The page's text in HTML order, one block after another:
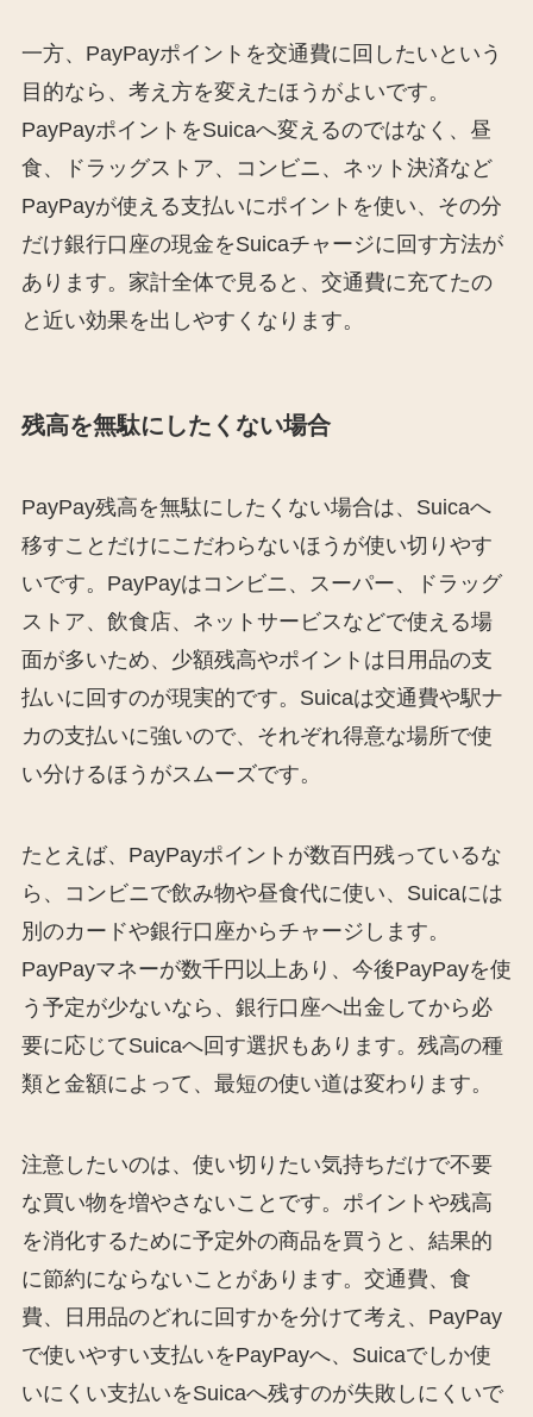
一方、PayPayポイントを交通費に回したいという
目的なら、考え方を変えたほうがよいです。
PayPayポイントをSuicaへ変えるのではなく、昼
食、ドラッグストア、コンビニ、ネット決済など
PayPayが使える支払いにポイントを使い、その分
だけ銀行口座の現金をSuicaチャージに回す方法が
あります。家計全体で見ると、交通費に充てたの
と近い効果を出しやすくなります。
残高を無駄にしたくない場合
PayPay残高を無駄にしたくない場合は、Suicaへ
移すことだけにこだわらないほうが使い切りやす
いです。PayPayはコンビニ、スーパー、ドラッグ
ストア、飲食店、ネットサービスなどで使える場
面が多いため、少額残高やポイントは日用品の支
払いに回すのが現実的です。Suicaは交通費や駅ナ
カの支払いに強いので、それぞれ得意な場所で使
い分けるほうがスムーズです。
たとえば、PayPayポイントが数百円残っているな
ら、コンビニで飲み物や昼食代に使い、Suicaには
別のカードや銀行口座からチャージします。
PayPayマネーが数千円以上あり、今後PayPayを使
う予定が少ないなら、銀行口座へ出金してから必
要に応じてSuicaへ回す選択もあります。残高の種
類と金額によって、最短の使い道は変わります。
注意したいのは、使い切りたい気持ちだけで不要
な買い物を増やさないことです。ポイントや残高
を消化するために予定外の商品を買うと、結果的
に節約にならないことがあります。交通費、食
費、日用品のどれに回すかを分けて考え、PayPay
で使いやすい支払いをPayPayへ、Suicaでしか使
いにくい支払いをSuicaへ残すのが失敗しにくいで